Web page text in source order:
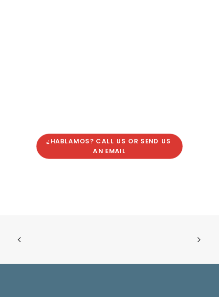
¿HABLAMOS? CALL US OR SEND US
AN EMAIL